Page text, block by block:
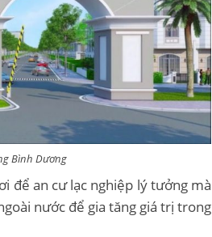
Bình Dương
để an cư lạc nghiệp lý tưởng mà
nước để gia tăng giá trị trong